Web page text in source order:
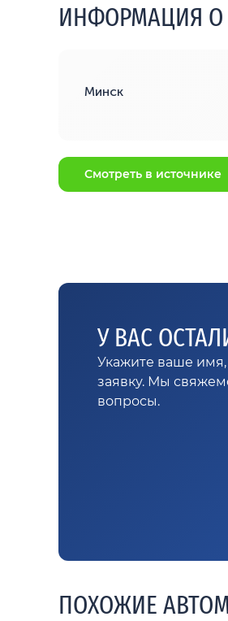
ИНФОРМАЦИЯ О
Минск
Смотреть в источнике
У ВАС
Укажите ваше
заявку. Мы
вопросы.
ПОХОЖИЕ